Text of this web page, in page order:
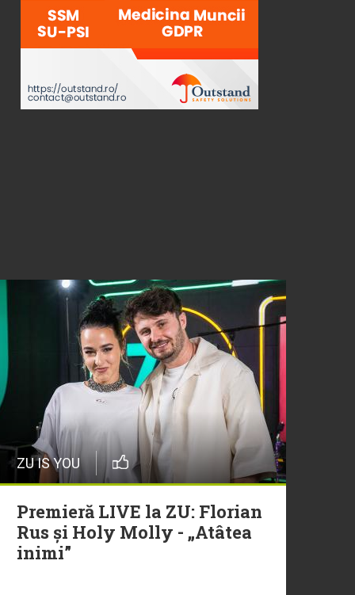
ZU IS YOU
Premieră LIVE la ZU: Florian
Rus și Holy Molly - „Atâtea
inimi”